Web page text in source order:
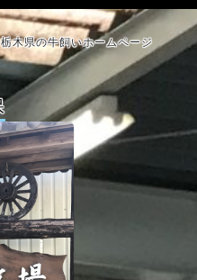
県の牛飼いホームページ